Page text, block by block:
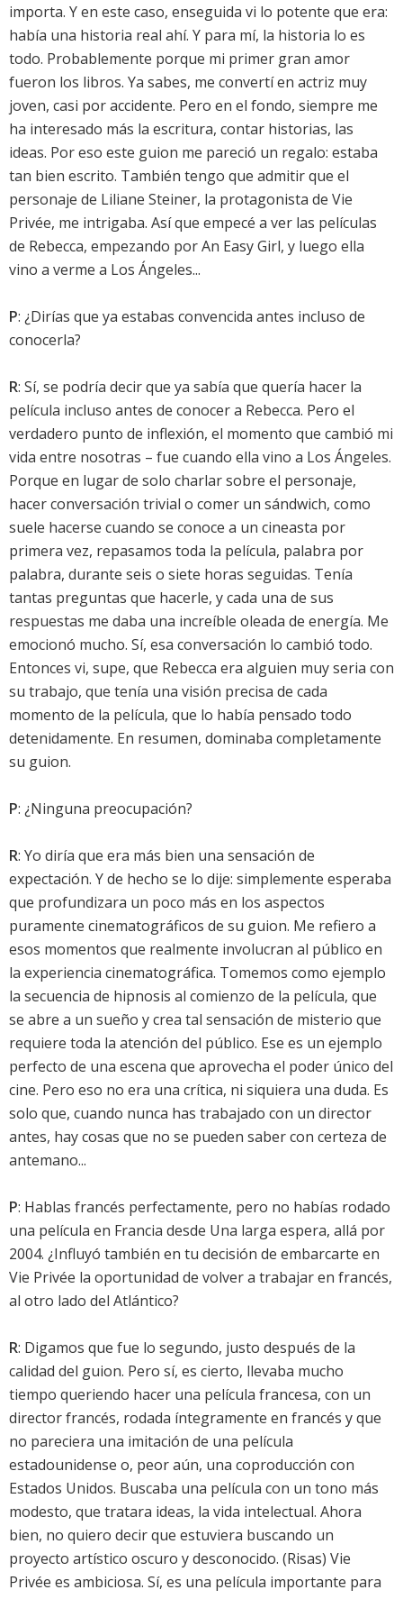
importa. Y en este caso, enseguida vi lo potente que era:
había una historia real ahí. Y para mí, la historia lo es
todo. Probablemente porque mi primer gran amor
fueron los libros. Ya sabes, me convertí en actriz muy
joven, casi por accidente. Pero en el fondo, siempre me
ha interesado más la escritura, contar historias, las
ideas. Por eso este guion me pareció un regalo: estaba
tan bien escrito. También tengo que admitir que el
personaje de Liliane Steiner, la protagonista de Vie
Privée, me intrigaba. Así que empecé a ver las películas
de Rebecca, empezando por An Easy Girl, y luego ella
vino a verme a Los Ángeles...
P: ¿Dirías que ya estabas convencida antes incluso de
conocerla?
R: Sí, se podría decir que ya sabía que quería hacer la
película incluso antes de conocer a Rebecca. Pero el
verdadero punto de inflexión, el momento que cambió mi
vida entre nosotras – fue cuando ella vino a Los Ángeles.
Porque en lugar de solo charlar sobre el personaje,
hacer conversación trivial o comer un sándwich, como
suele hacerse cuando se conoce a un cineasta por
primera vez, repasamos toda la película, palabra por
palabra, durante seis o siete horas seguidas. Tenía
tantas preguntas que hacerle, y cada una de sus
respuestas me daba una increíble oleada de energía. Me
emocionó mucho. Sí, esa conversación lo cambió todo.
Entonces vi, supe, que Rebecca era alguien muy seria con
su trabajo, que tenía una visión precisa de cada
momento de la película, que lo había pensado todo
detenidamente. En resumen, dominaba completamente
su guion.
P: ¿Ninguna preocupación?
R: Yo diría que era más bien una sensación de
expectación. Y de hecho se lo dije: simplemente esperaba
que profundizara un poco más en los aspectos
puramente cinematográficos de su guion. Me refiero a
esos momentos que realmente involucran al público en
la experiencia cinematográfica. Tomemos como ejemplo
la secuencia de hipnosis al comienzo de la película, que
se abre a un sueño y crea tal sensación de misterio que
requiere toda la atención del público. Ese es un ejemplo
perfecto de una escena que aprovecha el poder único del
cine. Pero eso no era una crítica, ni siquiera una duda. Es
solo que, cuando nunca has trabajado con un director
antes, hay cosas que no se pueden saber con certeza de
antemano...
P: Hablas francés perfectamente, pero no habías rodado
una película en Francia desde Una larga espera, allá por
2004. ¿Influyó también en tu decisión de embarcarte en
Vie Privée la oportunidad de volver a trabajar en francés,
al otro lado del Atlántico?
R: Digamos que fue lo segundo, justo después de la
calidad del guion. Pero sí, es cierto, llevaba mucho
tiempo queriendo hacer una película francesa, con un
director francés, rodada íntegramente en francés y que
no pareciera una imitación de una película
estadounidense o, peor aún, una coproducción con
Estados Unidos. Buscaba una película con un tono más
modesto, que tratara ideas, la vida intelectual. Ahora
bien, no quiero decir que estuviera buscando un
proyecto artístico oscuro y desconocido. (Risas) Vie
Privée es ambiciosa. Sí, es una película importante para